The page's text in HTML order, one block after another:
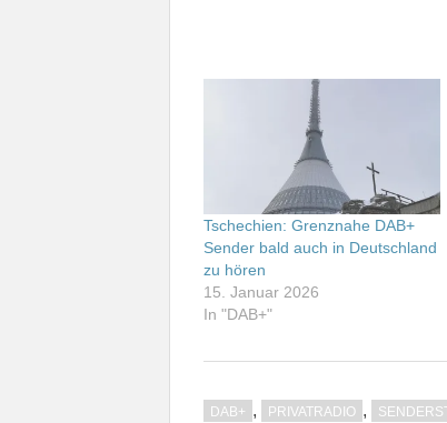
Tschechien: Grenznahe DAB+
Sender bald auch in Deutschland
zu hören
15. Januar 2026
In "DAB+"
DAB+ , PRIVATRADIO ,